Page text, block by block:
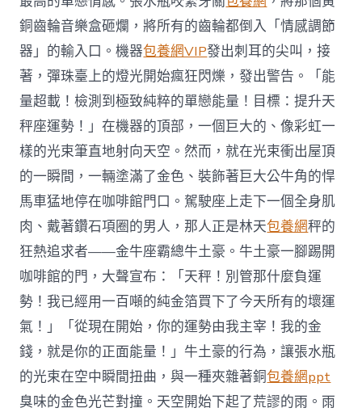
銅齒輪音樂盒砸爛，將所有的齒輪都倒入「情感調節
器」的輸入口。機器包養網VIP發出刺耳的尖叫，接
著，彈珠臺上的燈光開始瘋狂閃爍，發出警告。「能
量超載！檢測到極致純粹的單戀能量！目標：提升天
秤座運勢！」在機器的頂部，一個巨大的、像彩虹一
樣的光束筆直地射向天空。然而，就在光束衝出屋頂
的一瞬間，一輛塗滿了金色、裝飾著巨大公牛角的悍
馬車猛地停在咖啡館門口。駕駛座上走下一個全身肌
肉、戴著鑽石項圈的男人，那人正是林天包養網秤的
狂熱追求者——金牛座霸總牛土豪。牛土豪一腳踢開
咖啡館的門，大聲宣布：「天秤！別管那什麼負運
勢！我已經用一百噸的純金箔買下了今天所有的壞運
氣！」「從現在開始，你的運勢由我主宰！我的金
錢，就是你的正面能量！」牛土豪的行為，讓張水瓶
的光束在空中瞬間扭曲，與一種夾雜著銅包養網ppt
臭味的金色光芒對撞。天空開始下起了荒謬的雨。雨